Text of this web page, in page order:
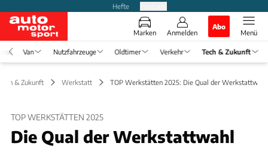
Hefte
Marken Anmelden
Abo
Menü
Van Nutzfahrzeuge Oldtimer Verkehr Tech & Zukunft
& Zukunft Werkstatt TOP Werkstätten 2025: Die Qual der Werkstattwahl
TOP WERKSTÄTTEN 2025
Die Qual der Werkstattwahl